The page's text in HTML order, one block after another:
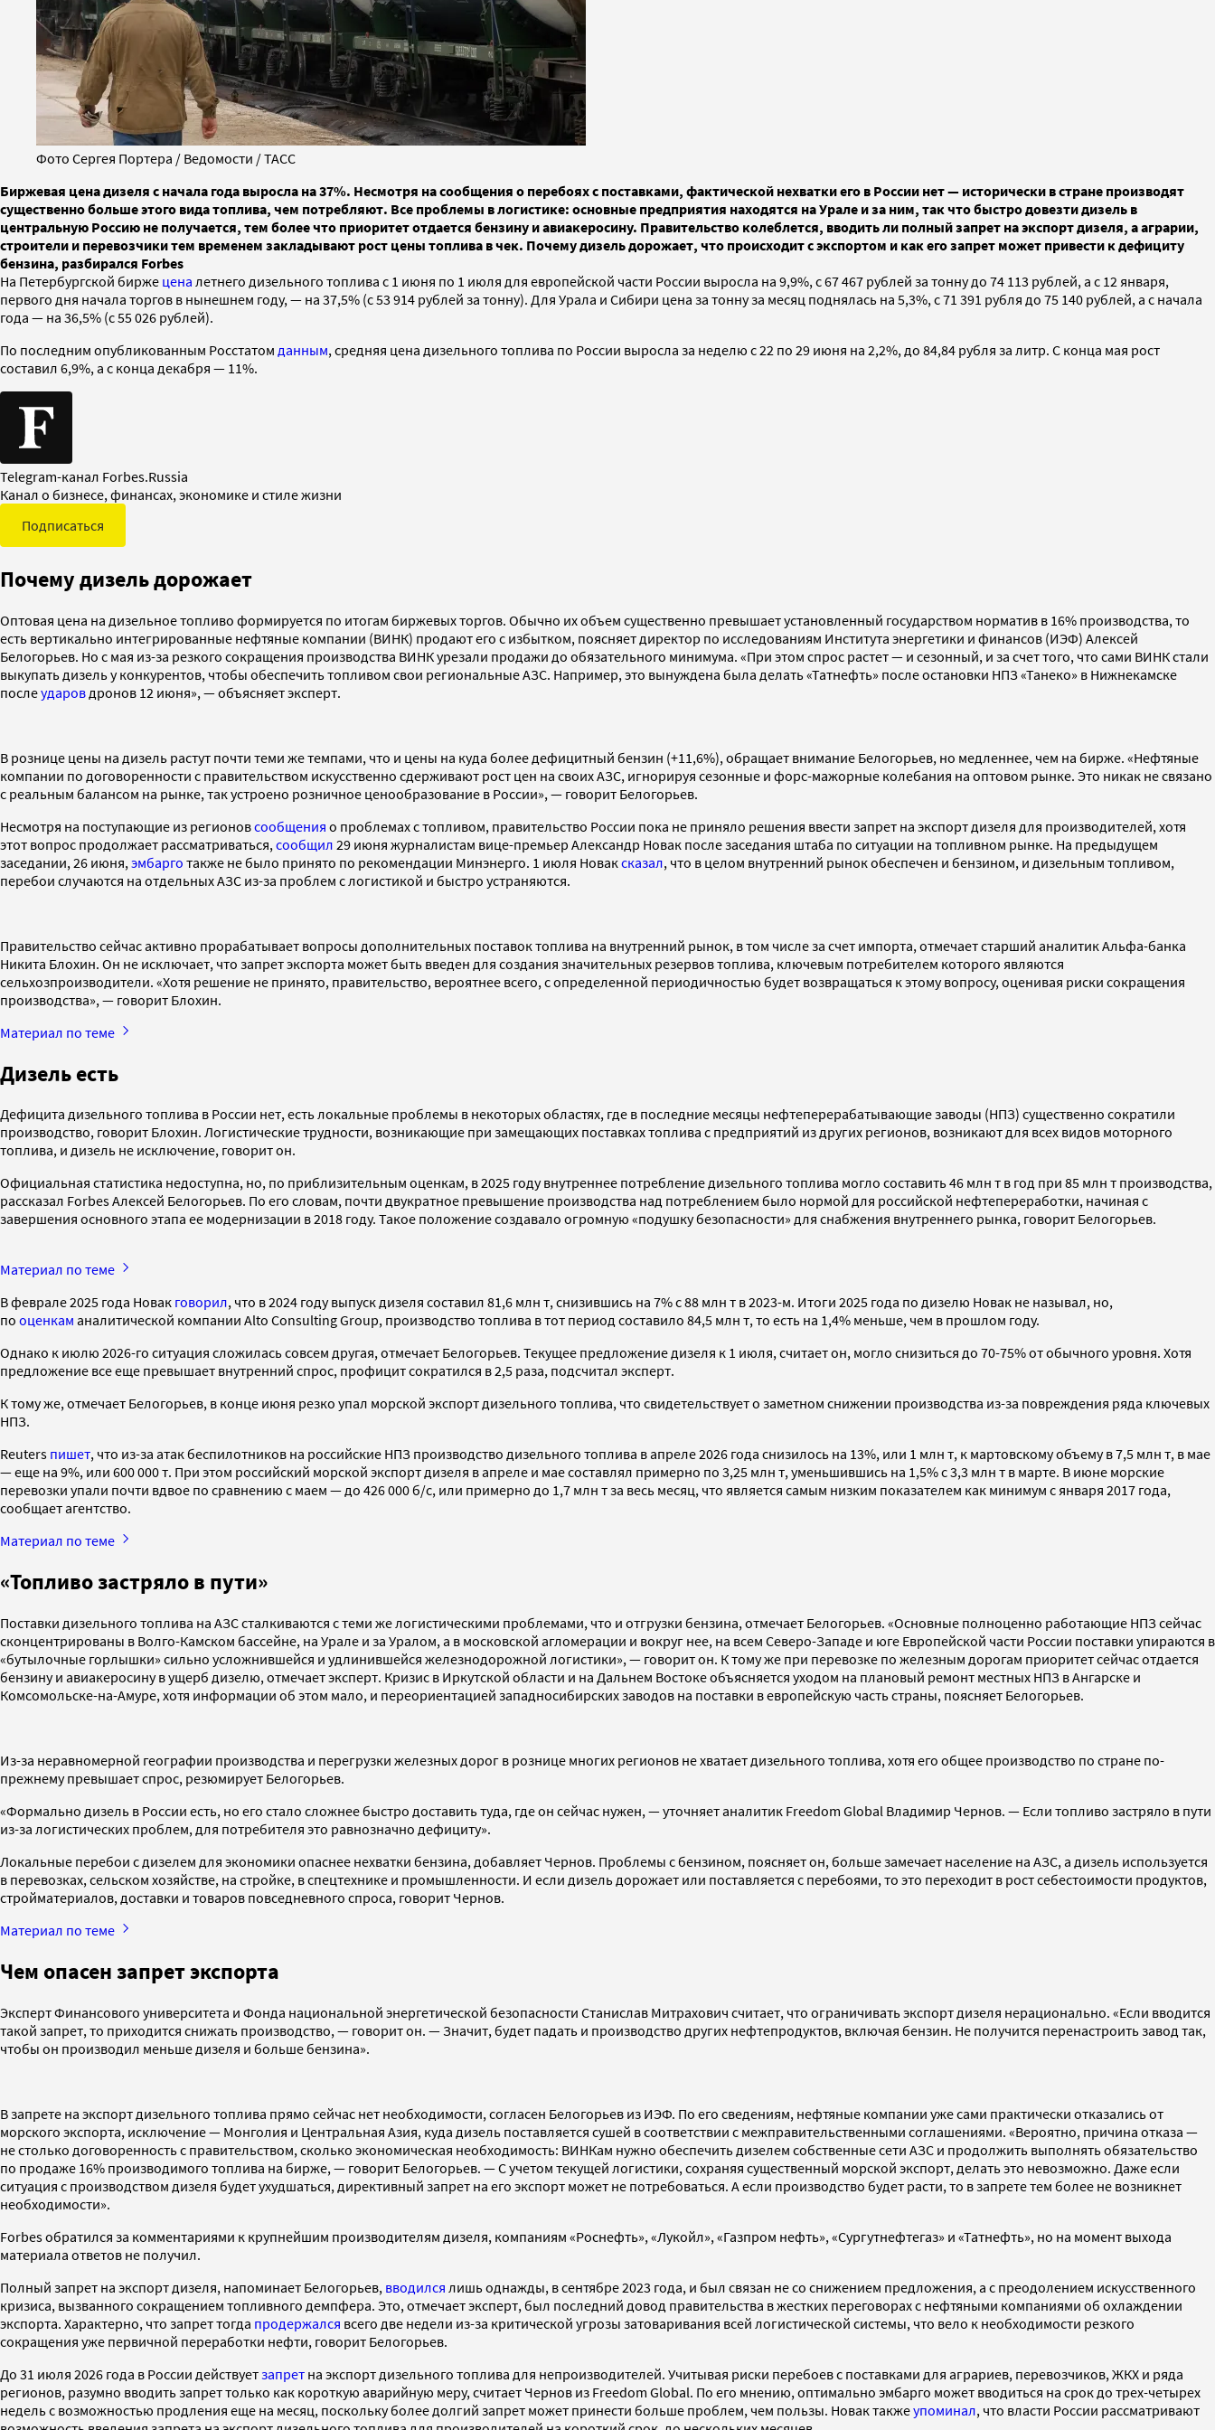
Фото Сергея Портера / Ведомости / ТАСС
Биржевая цена дизеля с начала года выросла на 37%. Несмотря на сообщения о перебоях с поставками, фактической нехватки его в России нет — исторически в стране производят
существенно больше этого вида топлива, чем потребляют. Все проблемы в логистике: основные предприятия находятся на Урале и за ним, так что быстро довезти дизель в
центральную Россию не получается, тем более что приоритет отдается бензину и авиакеросину. Правительство колеблется, вводить ли полный запрет на экспорт дизеля, а аграрии,
строители и перевозчики тем временем закладывают рост цены топлива в чек. Почему дизель дорожает, что происходит с экспортом и как его запрет может привести к дефициту
бензина, разбирался Forbes
На Петербургской бирже цена летнего дизельного топлива с 1 июня по 1 июля для европейской части России выросла на 9,9%, с 67 467 рублей за тонну до 74 113 рублей, а с 12 января,
первого дня начала торгов в нынешнем году, — на 37,5% (с 53 914 рублей за тонну). Для Урала и Сибири цена за тонну за месяц поднялась на 5,3%, с 71 391 рубля до 75 140 рублей, а с начала
года — на 36,5% (с 55 026 рублей).
По последним опубликованным Росстатом данным, средняя цена дизельного топлива по России выросла за неделю с 22 по 29 июня на 2,2%, до 84,84 рубля за литр. С конца мая рост
составил 6,9%, а с конца декабря — 11%.
Telegram-канал Forbes.Russia
Канал о бизнесе, финансах, экономике и стиле жизни
Подписаться
Почему дизель дорожает
Оптовая цена на дизельное топливо формируется по итогам биржевых торгов. Обычно их объем существенно превышает установленный государством норматив в 16% производства, то
есть вертикально интегрированные нефтяные компании (ВИНК) продают его с избытком, поясняет директор по исследованиям Института энергетики и финансов (ИЭФ) Алексей
Белогорьев. Но с мая из-за резкого сокращения производства ВИНК урезали продажи до обязательного минимума. «При этом спрос растет — и сезонный, и за счет того, что сами ВИНК стали
выкупать дизель у конкурентов, чтобы обеспечить топливом свои региональные АЗС. Например, это вынуждена была делать «Татнефть» после остановки НПЗ «Танеко» в Нижнекамске
послеударов дронов 12 июня», — объясняет эксперт.
В рознице цены на дизель растут почти теми же темпами, что и цены на куда более дефицитный бензин (+11,6%), обращает внимание Белогорьев, но медленнее, чем на бирже. «Нефтяные
компании по договоренности с правительством искусственно сдерживают рост цен на своих АЗС, игнорируя сезонные и форс-мажорные колебания на оптовом рынке. Это никак не связано
с реальным балансом на рынке, так устроено розничное ценообразование в России», — говорит Белогорьев.
Несмотря на поступающие из регионовсообщения о проблемах с топливом, правительство России пока не приняло решения ввести запрет на экспорт дизеля для производителей, хотя
этот вопрос продолжает рассматриваться, сообщил 29 июня журналистам вице-премьер Александр Новак после заседания штаба по ситуации на топливном рынке. На предыдущем
заседании, 26 июня, эмбарго также не было принято по рекомендации Минэнерго. 1 июля Новаксказал, что в целом внутренний рынок обеспечен и бензином, и дизельным топливом,
перебои случаются на отдельных АЗС из-за проблем с логистикой и быстро устраняются.
Правительство сейчас активно прорабатывает вопросы дополнительных поставок топлива на внутренний рынок, в том числе за счет импорта, отмечает старший аналитик Альфа-банка
Никита Блохин. Он не исключает, что запрет экспорта может быть введен для создания значительных резервов топлива, ключевым потребителем которого являются
сельхозпроизводители. «Хотя решение не принято, правительство, вероятнее всего, с определенной периодичностью будет возвращаться к этому вопросу, оценивая риски сокращения
производства», — говорит Блохин.
Материал по теме
Дизель есть
Дефицита дизельного топлива в России нет, есть локальные проблемы в некоторых областях, где в последние месяцы нефтеперерабатывающие заводы (НПЗ) существенно сократили
производство, говорит Блохин. Логистические трудности, возникающие при замещающих поставках топлива с предприятий из других регионов, возникают для всех видов моторного
топлива, и дизель не исключение, говорит он.
Официальная статистика недоступна, но, по приблизительным оценкам, в 2025 году внутреннее потребление дизельного топлива могло составить 46 млн т в год при 85 млн т производства,
рассказал Forbes Алексей Белогорьев. По его словам, почти двукратное превышение производства над потреблением было нормой для российской нефтепереработки, начиная с
завершения основного этапа ее модернизации в 2018 году. Такое положение создавало огромную «подушку безопасности» для снабжения внутреннего рынка, говорит Белогорьев.
Материал по теме
В феврале 2025 года Новак говорил, что в 2024 году выпуск дизеля составил 81,6 млн т, снизившись на 7% с 88 млн т в 2023-м. Итоги 2025 года по дизелю Новак не называл, но,
по оценкам аналитической компании Alto Consulting Group, производство топлива в тот период составило 84,5 млн т, то есть на 1,4% меньше, чем в прошлом году.
Однако к июлю 2026-го ситуация сложилась совсем другая, отмечает Белогорьев. Текущее предложение дизеля к 1 июля, считает он, могло снизиться до 70-75% от обычного уровня. Хотя
предложение все еще превышает внутренний спрос, профицит сократился в 2,5 раза, подсчитал эксперт.
К тому же, отмечает Белогорьев, в конце июня резко упал морской экспорт дизельного топлива, что свидетельствует о заметном снижении производства из-за повреждения ряда ключевых
НПЗ.
Reuters пишет, что из-за атак беспилотников на российские НПЗ производство дизельного топлива в апреле 2026 года снизилось на 13%, или 1 млн т, к мартовскому объему в 7,5 млн т, в мае
— еще на 9%, или 600 000 т. При этом российский морской экспорт дизеля в апреле и мае составлял примерно по 3,25 млн т, уменьшившись на 1,5% с 3,3 млн т в марте. В июне морские
перевозки упали почти вдвое по сравнению с маем — до 426 000 б/с, или примерно до 1,7 млн т за весь месяц, что является самым низким показателем как минимум с января 2017 года,
сообщает агентство.
Материал по теме
«Топливо застряло в пути»
Поставки дизельного топлива на АЗС сталкиваются с теми же логистическими проблемами, что и отгрузки бензина, отмечает Белогорьев. «Основные полноценно работающие НПЗ сейчас
сконцентрированы в Волго-Камском бассейне, на Урале и за Уралом, а в московской агломерации и вокруг нее, на всем Северо-Западе и юге Европейской части России поставки упираются в
«бутылочные горлышки» сильно усложнившейся и удлинившейся железнодорожной логистики», — говорит он. К тому же при перевозке по железным дорогам приоритет сейчас отдается
бензину и авиакеросину в ущерб дизелю, отмечает эксперт. Кризис в Иркутской области и на Дальнем Востоке объясняется уходом на плановый ремонт местных НПЗ в Ангарске и
Комсомольске-на-Амуре, хотя информации об этом мало, и переориентацией западносибирских заводов на поставки в европейскую часть страны, поясняет Белогорьев.
Из-за неравномерной географии производства и перегрузки железных дорог в рознице многих регионов не хватает дизельного топлива, хотя его общее производство по стране по-
прежнему превышает спрос, резюмирует Белогорьев.
«Формально дизель в России есть, но его стало сложнее быстро доставить туда, где он сейчас нужен, — уточняет аналитик Freedom Global Владимир Чернов. — Если топливо застряло в пути
из-за логистических проблем, для потребителя это равнозначно дефициту».
Локальные перебои с дизелем для экономики опаснее нехватки бензина, добавляет Чернов. Проблемы с бензином, поясняет он, больше замечает население на АЗС, а дизель используется
в перевозках, сельском хозяйстве, на стройке, в спецтехнике и промышленности. И если дизель дорожает или поставляется с перебоями, то это переходит в рост себестоимости продуктов,
стройматериалов, доставки и товаров повседневного спроса, говорит Чернов.
Материал по теме
Чем опасен запрет экспорта
Эксперт Финансового университета и Фонда национальной энергетической безопасности Станислав Митрахович считает, что ограничивать экспорт дизеля нерационально. «Если вводится
такой запрет, то приходится снижать производство, — говорит он. — Значит, будет падать и производство других нефтепродуктов, включая бензин. Не получится перенастроить завод так,
чтобы он производил меньше дизеля и больше бензина».
В запрете на экспорт дизельного топлива прямо сейчас нет необходимости, согласен Белогорьев из ИЭФ. По его сведениям, нефтяные компании уже сами практически отказались от
морского экспорта, исключение — Монголия и Центральная Азия, куда дизель поставляется сушей в соответствии с межправительственными соглашениями. «Вероятно, причина отказа —
не столько договоренность с правительством, сколько экономическая необходимость: ВИНКам нужно обеспечить дизелем собственные сети АЗС и продолжить выполнять обязательство
по продаже 16% производимого топлива на бирже, — говорит Белогорьев. — С учетом текущей логистики, сохраняя существенный морской экспорт, делать это невозможно. Даже если
ситуация с производством дизеля будет ухудшаться, директивный запрет на его экспорт может не потребоваться. А если производство будет расти, то в запрете тем более не возникнет
необходимости».
Forbes обратился за комментариями к крупнейшим производителям дизеля, компаниям «Роснефть», «Лукойл», «Газпром нефть», «Сургутнефтегаз» и «Татнефть», но на момент выхода
материала ответов не получил.
Полный запрет на экспорт дизеля, напоминает Белогорьев, вводился лишь однажды, в сентябре 2023 года, и был связан не со снижением предложения, а с преодолением искусственного
кризиса, вызванного сокращением топливного демпфера. Это, отмечает эксперт, был последний довод правительства в жестких переговорах с нефтяными компаниями об охлаждении
экспорта. Характерно, что запрет тогда продержался всего две недели из-за критической угрозы затоваривания всей логистической системы, что вело к необходимости резкого
сокращения уже первичной переработки нефти, говорит Белогорьев.
До 31 июля 2026 года в России действуетзапрет на экспорт дизельного топлива для непроизводителей. Учитывая риски перебоев с поставками для аграриев, перевозчиков, ЖКХ и ряда
регионов, разумно вводить запрет только как короткую аварийную меру, считает Чернов из Freedom Global. По его мнению, оптимально эмбарго может вводиться на срок до трех-четырех
недель с возможностью продления еще на месяц, поскольку более долгий запрет может принести больше проблем, чем пользы. Новак такжеупоминал, что власти России рассматривают